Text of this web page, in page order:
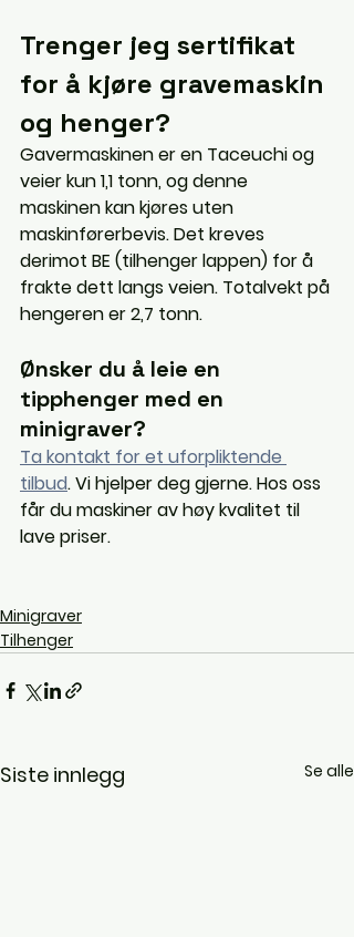
Trenger jeg sertifikat
for å kjøre gravemaskin
og henger?
Gavermaskinen er en Taceuchi og
veier kun 1,1 tonn, og denne
maskinen kan kjøres uten
maskinførerbevis. Det kreves
derimot BE (tilhenger lappen) for å
frakte dett langs veien. Totalvekt på
hengeren er 2,7 tonn.
Ønsker du å leie en
tipphenger med en
minigraver?
Ta kontakt for et uforpliktende
tilbud. Vi hjelper deg gjerne. Hos oss
får du maskiner av høy kvalitet til
lave priser.
Minigraver
Tilhenger
Siste innlegg Se alle